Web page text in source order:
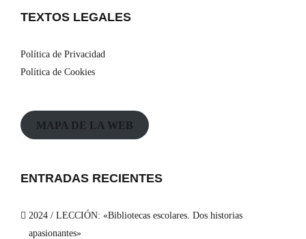
TEXTOS LEGALES
Política de Privacidad
Política de Cookies
MAPA DE LA WEB
ENTRADAS RECIENTES
2024 / LECCIÓN: «Bibliotecas escolares. Dos historias
apasionantes»